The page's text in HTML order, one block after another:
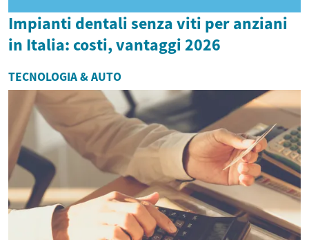
Impianti dentali senza viti per anziani
in Italia: costi, vantaggi 2026
TECNOLOGIA & AUTO